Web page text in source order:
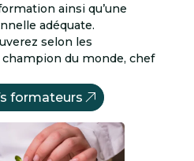
ainsi qu’une
adéquate.
selon les
du monde, chef
formateurs